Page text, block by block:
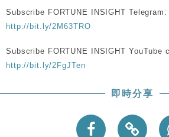
Subscribe FORTUNE INSIGHT Telegram:
http://bit.ly/2M63TRO
Subscribe FORTUNE INSIGHT YouTube
http://bit.ly/2FgJTen
即時分享